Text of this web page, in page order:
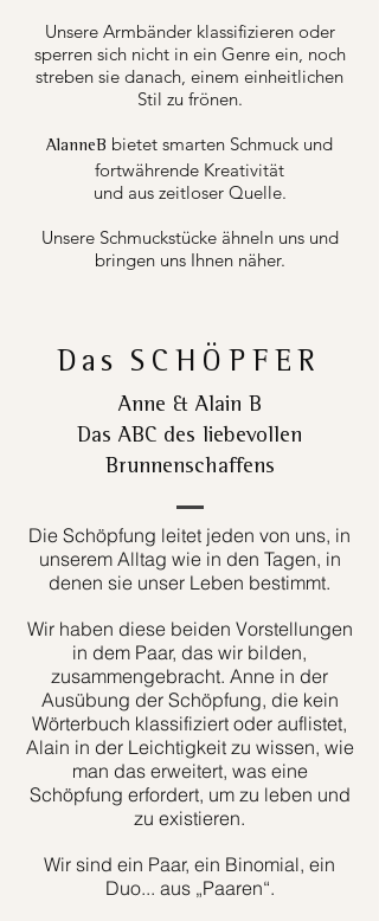
Unsere Armbänder klassifizieren oder
sperren sich nicht in ein Genre ein, noch
streben sie danach, einem einheitlichen
Stil zu frönen.
AlanneB bietet smarten Schmuck und
fortwährende Kreativität
und aus zeitloser Quelle.
Unsere Schmuckstücke ähneln uns und
bringen uns Ihnen näher.
Das SCHÖPFER
Anne & Alain B
Das ABC des liebevollen
Brunnenschaffens
Die Schöpfung leitet jeden von uns, in
unserem Alltag wie in den Tagen, in
denen sie unser Leben bestimmt.
Wir haben diese beiden Vorstellungen
in dem Paar, das wir bilden,
zusammengebracht. Anne in der
Ausübung der Schöpfung, die kein
Wörterbuch klassifiziert oder auflistet,
Alain in der Leichtigkeit zu wissen, wie
man das erweitert, was eine
Schöpfung erfordert, um zu leben und
zu existieren.
Wir sind ein Paar, ein Binomial, ein
Duo... aus „Paaren“.